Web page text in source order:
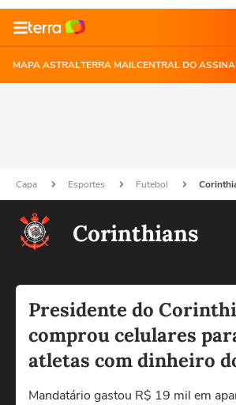
MAPA ASTRALTERRA MAILCENTRAL DO
Capa Esportes Futebol
Corinthians
Presidente do
comprou celulares
atletas com dinheiro
Mandatário gastou R$ 19 mil em